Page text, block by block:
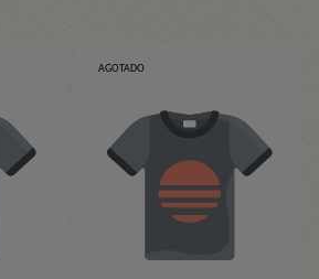
ETIQUETA
AGOTADO